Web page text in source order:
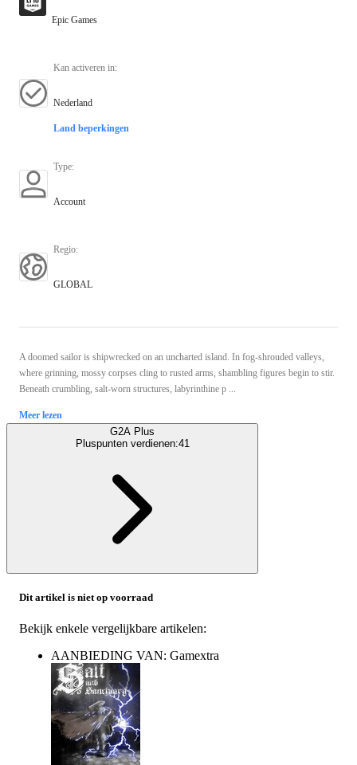
Epic Games
Kan activeren in:
Nederland
Land beperkingen
Type:
Account
Regio:
GLOBAL
A doomed sailor is shipwrecked on an uncharted island. In fog-shrouded valleys,
where grinning, mossy corpses cling to rusted arms, shambling figures begin to stir.
Beneath crumbling, salt-worn structures, labyrinthine p ...
Meer lezen
G2A Plus
Pluspunten verdienen:41
Dit artikel is niet op voorraad
Bekijk enkele vergelijkbare artikelen:
AANBIEDING VAN: Gamextra